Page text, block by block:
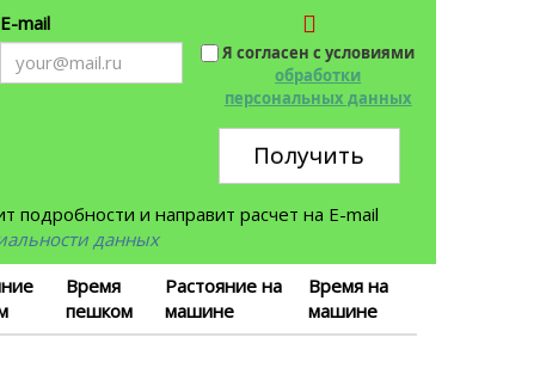
E-mail
Я согласен с условиями
обработки
персональных данных
Получить
и направит расчет на E-mail
данных
Время
пешком
Растояние на
машине
Время на
машине